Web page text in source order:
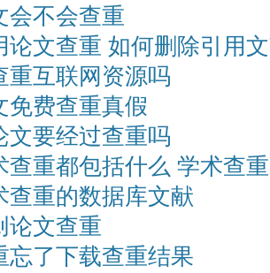
会不会查重
论文查重 如何删除引用
重互联网资源吗
免费查重真假
文要经过查重吗
查重都包括什么 学术查
查重的数据库文献
论文查重
忘了下载查重结果